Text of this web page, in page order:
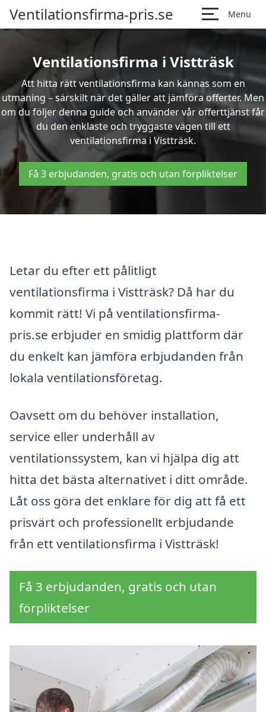
Ventilationsfirma-pris.se Menu
Ventilationsfirma i Vistträsk
Att hitta rätt ventilationsfirma kan kännas som en
utmaning – särskilt när det gäller att jämföra offerter. Men
om du följer denna guide och använder vår offerttjänst får
du den enklaste och tryggaste vägen till ett
ventilationsfirma i Vistträsk.
Få 3 erbjudanden, gratis och utan förpliktelser
Letar du efter ett pålitligt
ventilationsfirma i Vistträsk? Då har du
kommit rätt! Vi på ventilationsfirma-
pris.se erbjuder en smidig plattform där
du enkelt kan jämföra erbjudanden från
lokala ventilationsföretag.
Oavsett om du behöver installation,
service eller underhåll av
ventilationssystem, kan vi hjälpa dig att
hitta det bästa alternativet i ditt område.
Låt oss göra det enklare för dig att få ett
prisvärt och professionellt erbjudande
från ett ventilationsfirma i Vistträsk!
Få 3 erbjudanden, gratis och utan
förpliktelser